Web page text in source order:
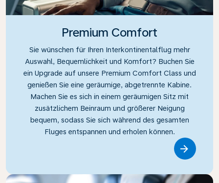
Premium Comfort
Sie wünschen für Ihren Interkontinentalflug mehr
Auswahl, Bequemlichkeit und Komfort? Buchen Sie
ein Upgrade auf unsere Premium Comfort Class und
genießen Sie eine geräumige, abgetrennte Kabine.
Machen Sie es sich in einem geräumigen Sitz mit
zusätzlichem Beinraum und größerer Neigung
bequem, sodass Sie sich während des gesamten
Fluges entspannen und erholen können.